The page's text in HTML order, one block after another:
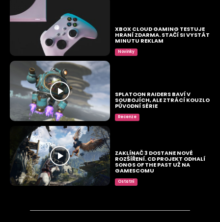
XBOX CLOUD GAMING TESTUJE
HRANÍ ZDARMA. STAČÍ SI VYSTÁT
MINUTU REKLAM
Novinky
SPLATOON RAIDERS BAVÍ V
SOUBOJÍCH, ALE ZTRÁCÍ KOUZLO
PŮVODNÍ SÉRIE
Recenze
ZAKLÍNAČ 3 DOSTANE NOVÉ
ROZŠÍŘENÍ. CD PROJEKT ODHALÍ
SONGS OF THE PAST UŽ NA
GAMESCOMU
Ostatní